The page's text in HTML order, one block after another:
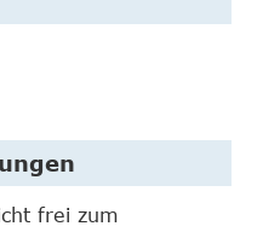
frei zum